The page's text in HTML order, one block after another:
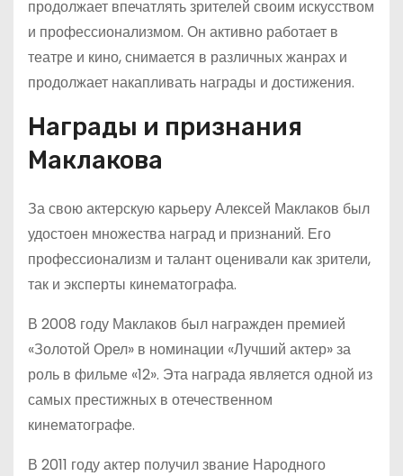
продолжает впечатлять зрителей своим искусством
и профессионализмом. Он активно работает в
театре и кино, снимается в различных жанрах и
продолжает накапливать награды и достижения.
Награды и признания
Маклакова
За свою актерскую карьеру Алексей Маклаков был
удостоен множества наград и признаний. Его
профессионализм и талант оценивали как зрители,
так и эксперты кинематографа.
В 2008 году Маклаков был награжден премией
«Золотой Орел» в номинации «Лучший актер» за
роль в фильме «12». Эта награда является одной из
самых престижных в отечественном
кинематографе.
В 2011 году актер получил звание Народного